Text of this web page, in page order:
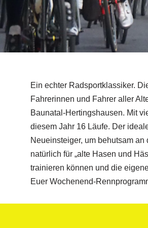
Ein echter Radsportklassiker.
Fahrerinnen und Fahrer aller
Baunatal-Hertingshausen. Mit
diesem Jahr 16 Läufe. Der
Neueinsteiger, um behutsam
natürlich für „alte Hasen und
trainieren können und die
Euer Wochenend-